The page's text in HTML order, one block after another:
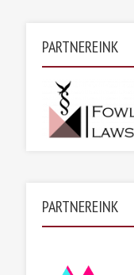
PARTNEREINK
PARTNEREINK